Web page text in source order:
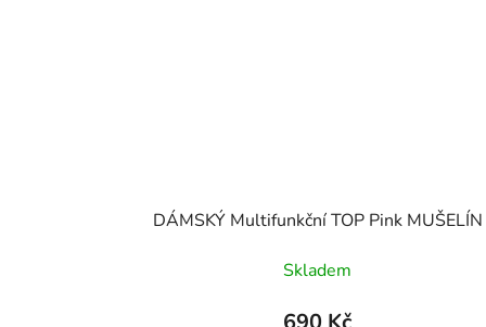
DÁMSKÝ Multifunkční TOP Pink MUŠELÍN
Skladem